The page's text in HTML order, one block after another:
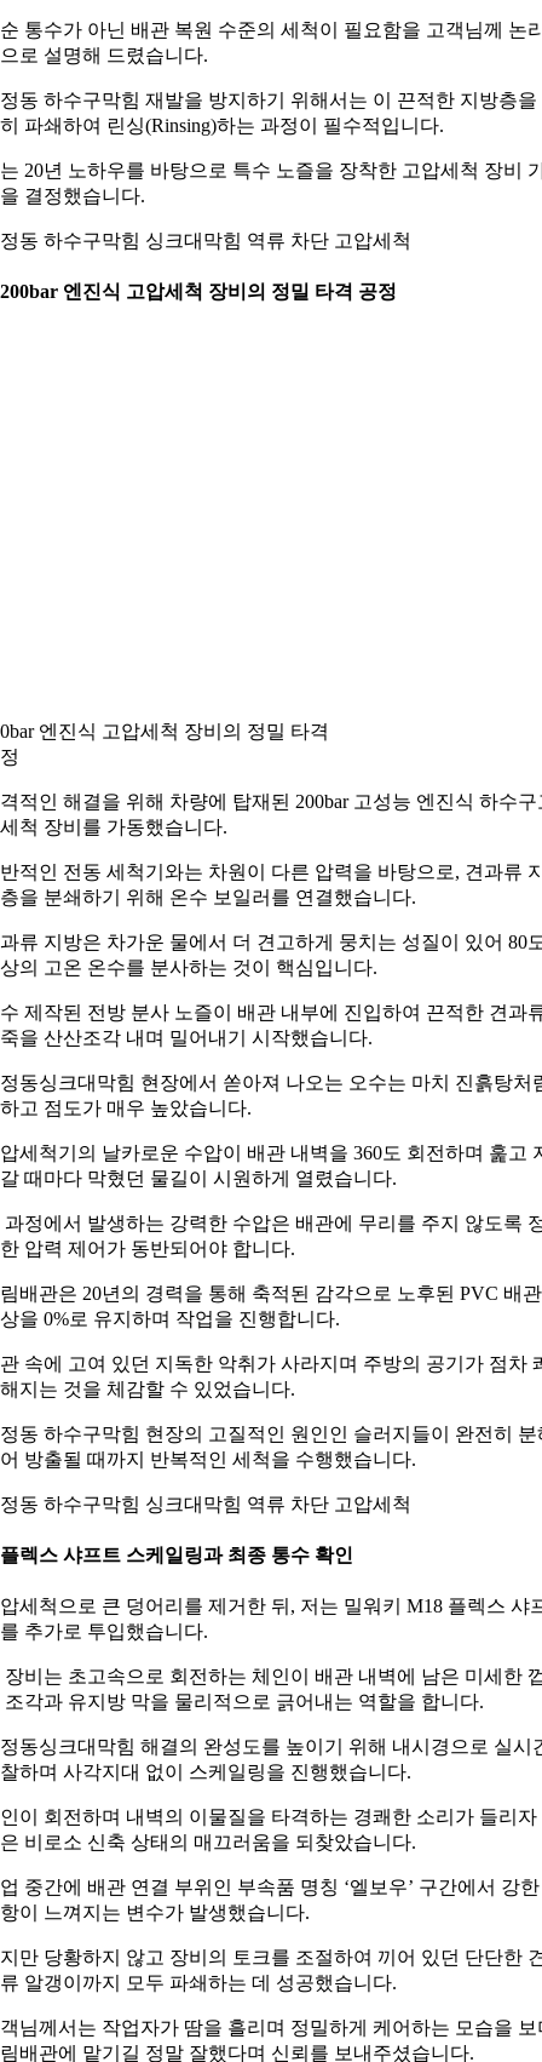
통수가 아닌 배관 복원 수준의 세척이 필요함을 고객님께 논
로 설명해 드렸습니다.
동 하수구막힘 재발을 방지하기 위해서는 이 끈적한 지방층을
파쇄하여 린싱(Rinsing)하는 과정이 필수적입니다.
20년 노하우를 바탕으로 특수 노즐을 장착한 고압세척 장비
결정했습니다.
동 하수구막힘 싱크대막힘 역류 차단 고압세척
엔진식 고압세척 장비의 정밀 타격 공정
엔진식 고압세척 장비의 정밀 타격
적인 해결을 위해 차량에 탑재된 200bar 고성능 엔진식 하수구
척 장비를 가동했습니다.
적인 전동 세척기와는 차원이 다른 압력을 바탕으로, 견과류
을 분쇄하기 위해 온수 보일러를 연결했습니다.
류 지방은 차가운 물에서 더 견고하게 뭉치는 성질이 있어 80
의 고온 온수를 분사하는 것이 핵심입니다.
제작된 전방 분사 노즐이 배관 내부에 진입하여 끈적한 견과
을 산산조각 내며 밀어내기 시작했습니다.
동싱크대막힘 현장에서 쏟아져 나오는 오수는 마치 진흙탕처
고 점도가 매우 높았습니다.
세척기의 날카로운 수압이 배관 내벽을 360도 회전하며 훑고
때마다 막혔던 물길이 시원하게 열렸습니다.
과정에서 발생하는 강력한 수압은 배관에 무리를 주지 않도록
압력 제어가 동반되어야 합니다.
배관은 20년의 경력을 통해 축적된 감각으로 노후된 PVC 배
을 0%로 유지하며 작업을 진행합니다.
속에 고여 있던 지독한 악취가 사라지며 주방의 공기가 점차
지는 것을 체감할 수 있었습니다.
동 하수구막힘 현장의 고질적인 원인인 슬러지들이 완전히 분
방출될 때까지 반복적인 세척을 수행했습니다.
동 하수구막힘 싱크대막힘 역류 차단 고압세척
렉스 샤프트 스케일링과 최종 통수 확인
세척으로 큰 덩어리를 제거한 뒤, 저는 밀워키 M18 플렉스 샤
추가로 투입했습니다.
장비는 초고속으로 회전하는 체인이 배관 내벽에 남은 미세한
조각과 유지방 막을 물리적으로 긁어내는 역할을 합니다.
동싱크대막힘 해결의 완성도를 높이기 위해 내시경으로 실시
하며 사각지대 없이 스케일링을 진행했습니다.
이 회전하며 내벽의 이물질을 타격하는 경쾌한 소리가 들리자
비로소 신축 상태의 매끄러움을 되찾았습니다.
중간에 배관 연결 부위인 부속품 명칭 ‘엘보우’ 구간에서 강한
이 느껴지는 변수가 발생했습니다.
만 당황하지 않고 장비의 토크를 조절하여 끼어 있던 단단한
알갱이까지 모두 파쇄하는 데 성공했습니다.
님께서는 작업자가 땀을 흘리며 정밀하게 케어하는 모습을 보
배관에 맡기길 정말 잘했다며 신뢰를 보내주셨습니다.